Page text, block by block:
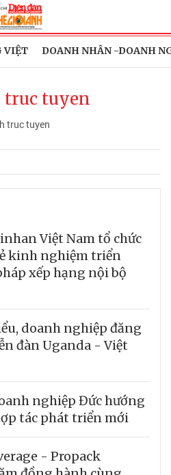
VIỆT DOANH NHÂN -DOANH
truc tuyen
truc tuyen
Việt Nam tổ chức
kinh nghiệm triển
xếp hạng nội bộ
doanh nghiệp đăng
đàn Uganda - Việt
nghiệp Đức hướng
tác phát triển mới
- Propack